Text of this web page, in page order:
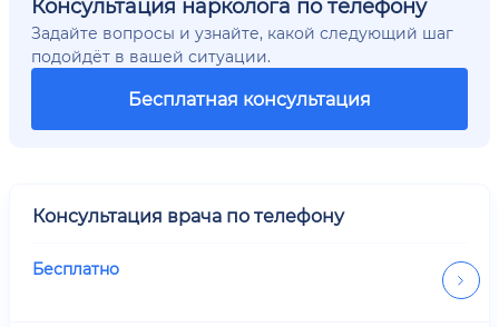
Консультация нарколога по телефону
Задайте вопросы и узнайте, какой следующий шаг
подойдёт в вашей ситуации.
Бесплатная консультация
Консультация врача по телефону
Бесплатно